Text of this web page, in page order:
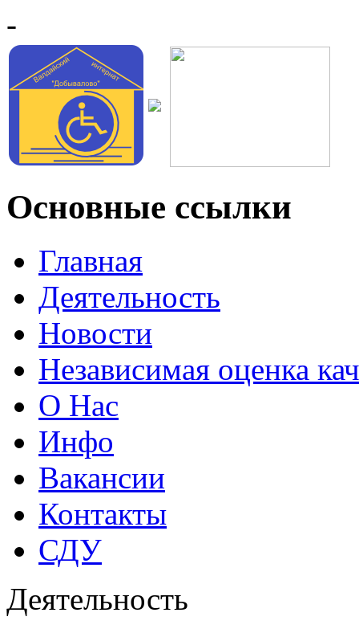
-
Основные ссылки
Главная
Деятельность
Новости
Независимая оценка
О Нас
Инфо
Вакансии
Контакты
СДУ
Деятельность